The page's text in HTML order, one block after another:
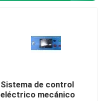
Sistema de control
eléctrico mecánico